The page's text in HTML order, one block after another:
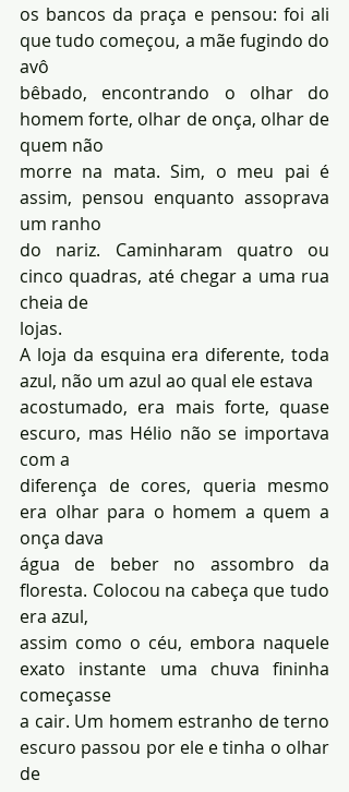
os bancos da praça e pensou: foi ali
que tudo começou, a mãe fugindo do
avô
bêbado, encontrando o olhar do
homem forte, olhar de onça, olhar de
quem não
morre na mata. Sim, o meu pai é
assim, pensou enquanto assoprava
um ranho
do nariz. Caminharam quatro ou
cinco quadras, até chegar a uma rua
cheia de
lojas.
A loja da esquina era diferente, toda
azul, não um azul ao qual ele estava
acostumado, era mais forte, quase
escuro, mas Hélio não se importava
com a
diferença de cores, queria mesmo
era olhar para o homem a quem a
onça dava
água de beber no assombro da
floresta. Colocou na cabeça que tudo
era azul,
assim como o céu, embora naquele
exato instante uma chuva fininha
começasse
a cair. Um homem estranho de terno
escuro passou por ele e tinha o olhar
de